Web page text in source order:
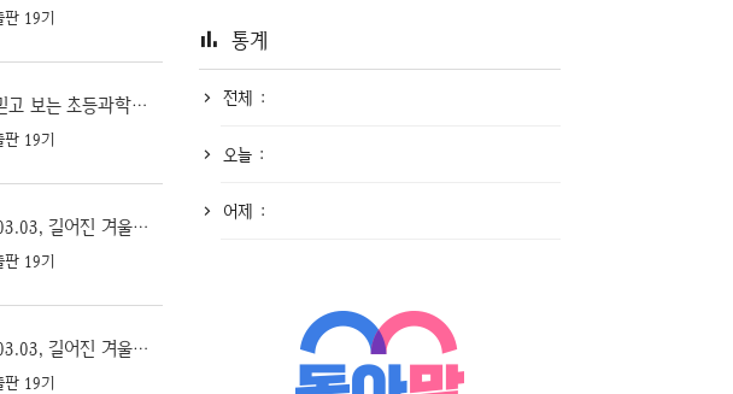
판 19기
초등과학문제집 추천, 믿고 보는 초등과학개념서 하이탑 출간
판 19기
초등과학문제집 2020.03.03, 길어진 겨울방학 과학공부 학습일지 6일차
판 19기
초등과학문제집 2020.03.03, 길어진 겨울방학 과학공부 학습일지 4일차
판 19기
통계
전체 :
오늘 :
어제 :